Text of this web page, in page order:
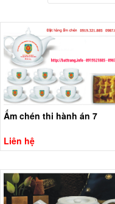
Ấm chén thi hành án 7
Liên hệ